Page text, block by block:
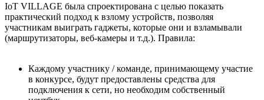
IoT VILLAGE была спроектирована с целью показать
практический подход к взлому устройств, позволяя
участникам выиграть гаджеты, которые они и взламывали
(маршрутизаторы, веб-камеры и т.д.). Правила:
Каждому участнику / команде, принимающему участие
в конкурсе, будут предоставлены средства для
подключения к сети, но необходим собственный